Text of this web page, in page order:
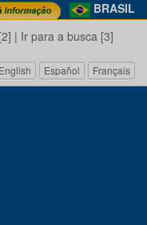
BRASIL
| Ir para a busca [3]
English Español Français